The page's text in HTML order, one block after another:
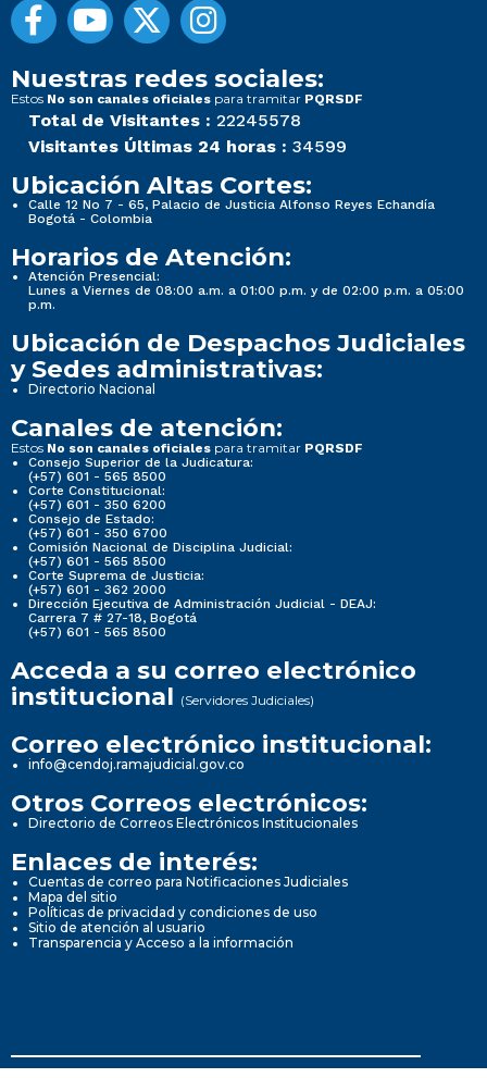
Nuestras redes sociales:
Estos No son canales oficiales para tramitar PQRSDF
Total de Visitantes : 22245578
Visitantes Últimas 24 horas : 34599
Ubicación Altas Cortes:
Calle 12 No 7 - 65, Palacio de Justicia Alfonso Reyes Echandía
Bogotá - Colombia
Horarios de Atención:
Atención Presencial:
Lunes a Viernes de 08:00 a.m. a 01:00 p.m. y de 02:00 p.m. a 05:00
p.m.
Ubicación de Despachos Judiciales
y Sedes administrativas:
Directorio Nacional
Canales de atención:
Estos No son canales oficiales para tramitar PQRSDF
Consejo Superior de la Judicatura:
(+57) 601 - 565 8500
Corte Constitucional:
(+57) 601 - 350 6200
Consejo de Estado:
(+57) 601 - 350 6700
Comisión Nacional de Disciplina Judicial:
(+57) 601 - 565 8500
Corte Suprema de Justicia:
(+57) 601 - 362 2000
Dirección Ejecutiva de Administración Judicial - DEAJ:
Carrera 7 # 27-18, Bogotá
(+57) 601 - 565 8500
Acceda a su correo electrónico
institucional (Servidores Judiciales)
Correo electrónico institucional:
info@cendoj.ramajudicial.gov.co
Otros Correos electrónicos:
Directorio de Correos Electrónicos Institucionales
Enlaces de interés:
Cuentas de correo para Notificaciones Judiciales
Mapa del sitio
Políticas de privacidad y condiciones de uso
Sitio de atención al usuario
Transparencia y Acceso a la información